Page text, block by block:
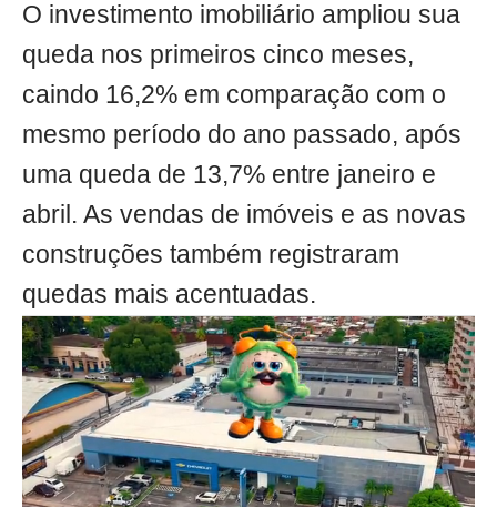
O investimento imobiliário ampliou sua
queda nos primeiros cinco meses,
caindo 16,2% em comparação com o
mesmo período do ano passado, após
uma queda de 13,7% entre janeiro e
abril. As vendas de imóveis e as novas
construções também registraram
quedas mais acentuadas.